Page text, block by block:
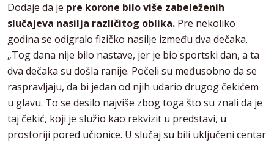
Dodaje da je pre korone bilo više zabeleženih
slučajeva nasilja različitog oblika. Pre nekoliko
godina se odigralo fizičko nasilje između dva dečaka.
„Tog dana nije bilo nastave, jer je bio sportski dan, a ta
dva dečaka su došla ranije. Počeli su međusobno da se
raspravljaju, da bi jedan od njih udario drugog čekićem
u glavu. To se desilo najviše zbog toga što su znali da je
taj čekić, koji je služio kao rekvizit u predstavi, u
prostoriji pored učionice. U slučaj su bili uključeni centar